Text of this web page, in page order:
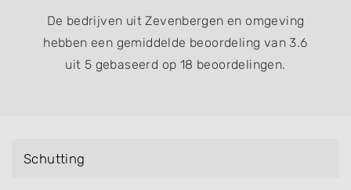
De bedrijven uit Zevenbergen en omgeving
hebben een gemiddelde beoordeling van 3.6
uit 5 gebaseerd op 18 beoordelingen.
Schutting